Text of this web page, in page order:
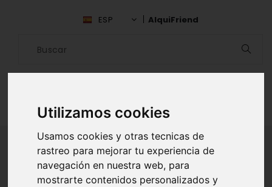
Utilizamos cookies
Usamos cookies y otras tecnicas de
rastreo para mejorar tu experiencia de
navegación en nuestra web, para
mostrarte contenidos personalizados y
ESP AlquiFriend
ALQUILAR AMIGO